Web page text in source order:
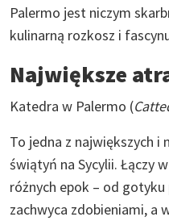
Palermo jest niczym
kulinarną rozkosz i
Największe
Katedra w Palermo (
To jedna z największych i
świątyń na Sycylii. Łączy
różnych epok – od
zachwyca zdobieniami, a